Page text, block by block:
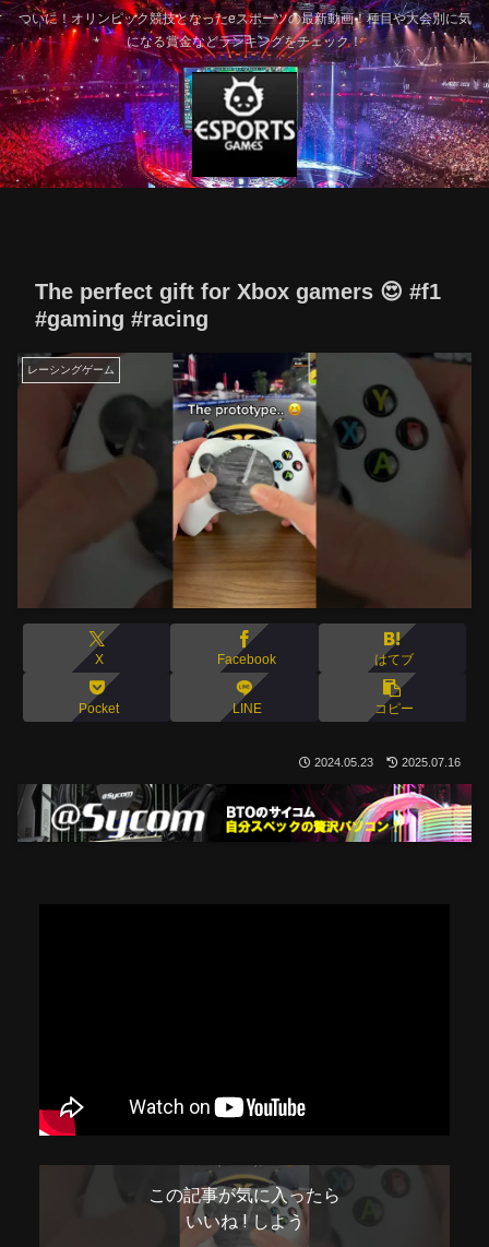
ついに！オリンピック競技となったeスポーツの最新動画！種目や大会別に気
になる賞金などランキングをチェック！
The perfect gift for Xbox gamers 😍 #f1
#gaming #racing
レーシングゲーム
X Facebook はてブ
Pocket LINE コピー
2024.05.23 2025.07.16
この記事が気に入ったら
いいね ! しよう